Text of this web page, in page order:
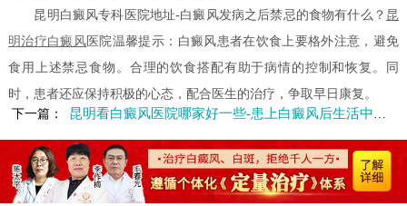
昆明白癜风专科医院地址-白癜风发病之后禁忌的食物有什么？ 昆
明治疗白癜风 医院温馨提示：白癜风患者在饮食上要格外注意，避免
食用上述禁忌食物。合理的饮食搭配有助于病情的控制和恢复。同
时，患者还应保持积极的心态，配合医生的治疗，争取早日康复。
下一篇：
昆明看白癜风医院哪家好一些-患上白癜风后生活中要注意哪些